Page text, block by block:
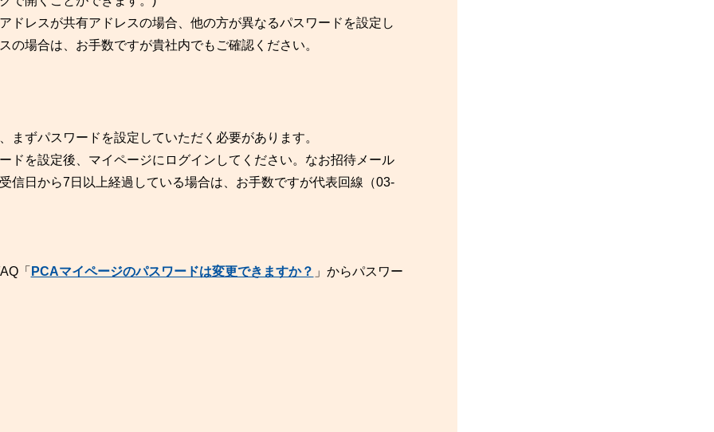
レスが共有アドレスの場合、他の方が異なるパスワードを設定し
の場合は、お手数ですが貴社内でもご確認ください。
まずパスワードを設定していただく必要があります。
ドを設定後、マイページにログインしてください。なお招待メール
信日から7日以上経過している場合は、お手数ですが代表回線（03-
「 PCAマイページのパスワードは変更できますか？ 」からパスワー